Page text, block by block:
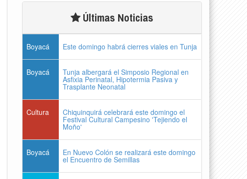
Últimas Noticias
Boyacá Este domingo habrá cierres viales en Tunja
Boyacá Tunja albergará el Simposio Regional en
Asfixia Perinatal, Hipotermia Pasiva y
Trasplante Neonatal
Cultura Chiquinquirá celebrará este domingo el
Festival Cultural Campesino 'Tejiendo el
Moño'
Boyacá En Nuevo Colón se realizará este domingo
el Encuentro de Semillas